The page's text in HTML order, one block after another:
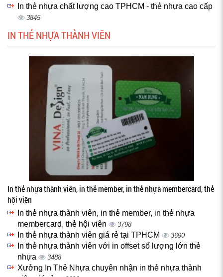
In thẻ nhựa chất lượng cao TPHCM - thẻ nhựa cao cấp
3845
IN THẺ NHỰA THÀNH VIÊN
In thẻ nhựa thành viên, in thẻ member, in thẻ nhựa membercard, thẻ
hội viên
In thẻ nhựa thành viên, in thẻ member, in thẻ nhựa
membercard, thẻ hội viên
3798
In thẻ nhựa thành viên giá rẻ tại TPHCM 3690
In thẻ nhựa thành viên với in offset số lượng lớn thẻ
nhựa
3488
Xưởng In Thẻ Nhựa chuyên nhận in thẻ nhựa thành